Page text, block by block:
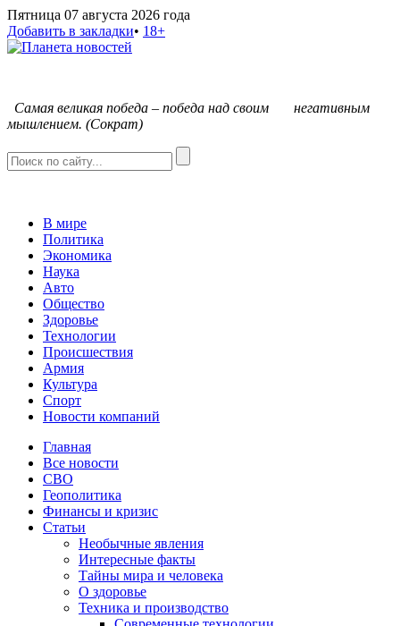
Пятница 07 августа 2026 года
Добавить в закладки• 18+
Самая великая победа – победа над своим негативным
мышлением. (Сократ)
В мире
Политика
Экономика
Наука
Авто
Общество
Здоровье
Технологии
Происшествия
Армия
Культура
Спорт
Новости компаний
Главная
Все новости
СВО
Геополитика
Финансы и кризис
Статьи
Необычные явления
Интересные факты
Тайны мира и человека
О здоровье
Техника и производство